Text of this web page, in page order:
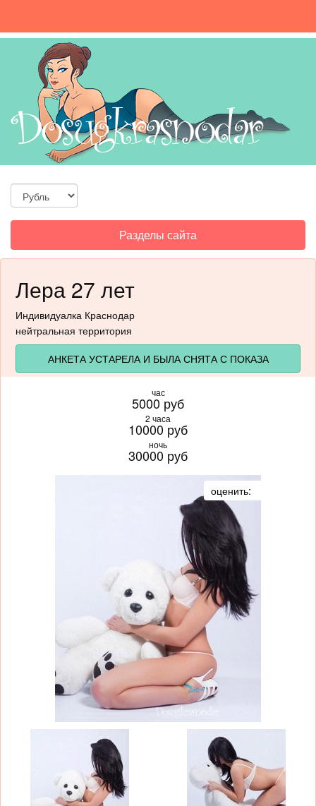
Toggle
navigation
Разделы сайта
Лера 27 лет
Индивидуалка Краснодар
нейтральная территория
АНКЕТА УСТАРЕЛА И БЫЛА СНЯТА С ПОКАЗА
час
5000 руб
2 часа
10000 руб
ночь
30000 руб
оценить: